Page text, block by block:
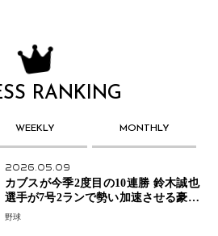
RANKING
WEEKLY MONTHLY
2026.05.09
カブスが今季2度目の10連勝 鈴木誠也
選手が7号2ランで勢い加速させる豪快
アーチ
野球